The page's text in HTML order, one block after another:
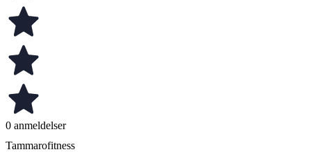
0 anmeldelser
Tammarofitness